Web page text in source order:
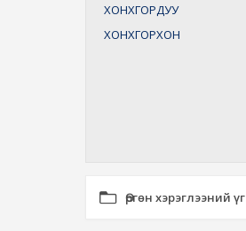
ХОНХГОРДУУ
ХОНХГОРХОН
Өргөн хэрэглээний үг